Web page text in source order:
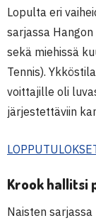
Lopulta eri
sarjassa
sekä miehissä
Tennis).
voittajille oli
järjestettäviin
Krook hallitsi
Naisten